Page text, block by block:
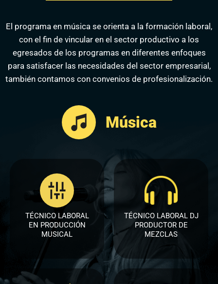
El programa en música se orienta a la formación laboral,
con el fin de vincular en el sector productivo a los
egresados de los programas en diferentes enfoques
para satisfacer las necesidades del sector empresarial,
también contamos con convenios de profesionalización.
Música
TÉCNICO LABORAL
EN PRODUCCIÓN
MUSICAL​
TÉCNICO LABORAL DJ
PRODUCTOR DE
MEZCLAS​